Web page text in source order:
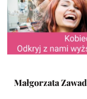
Małgorzata